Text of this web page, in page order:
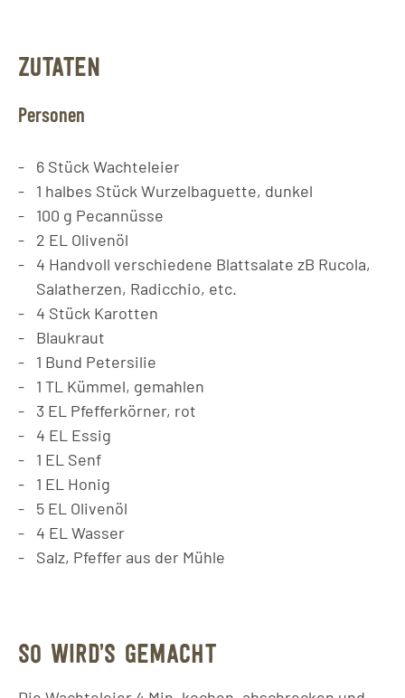
ZUTATEN
Personen
6 Stück Wachteleier
1 halbes Stück Wurzelbaguette, dunkel
100 g Pecannüsse
2 EL Olivenöl
4 Handvoll verschiedene Blattsalate zB Rucola,
Salatherzen, Radicchio, etc.
4 Stück Karotten
Blaukraut
1 Bund Petersilie
1 TL Kümmel, gemahlen
3 EL Pfefferkörner, rot
4 EL Essig
1 EL Senf
1 EL Honig
5 EL Olivenöl
4 EL Wasser
Salz, Pfeffer aus der Mühle
SO WIRD’S GEMACHT